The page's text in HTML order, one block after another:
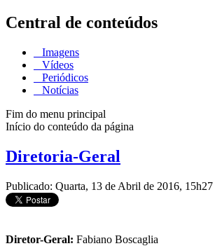
Central de conteúdos
Imagens
Vídeos
Periódicos
Notícias
Fim do menu principal
Início do conteúdo da página
Diretoria-Geral
Publicado: Quarta, 13 de Abril de 2016, 15h27
Diretor-Geral: Fabiano Boscaglia